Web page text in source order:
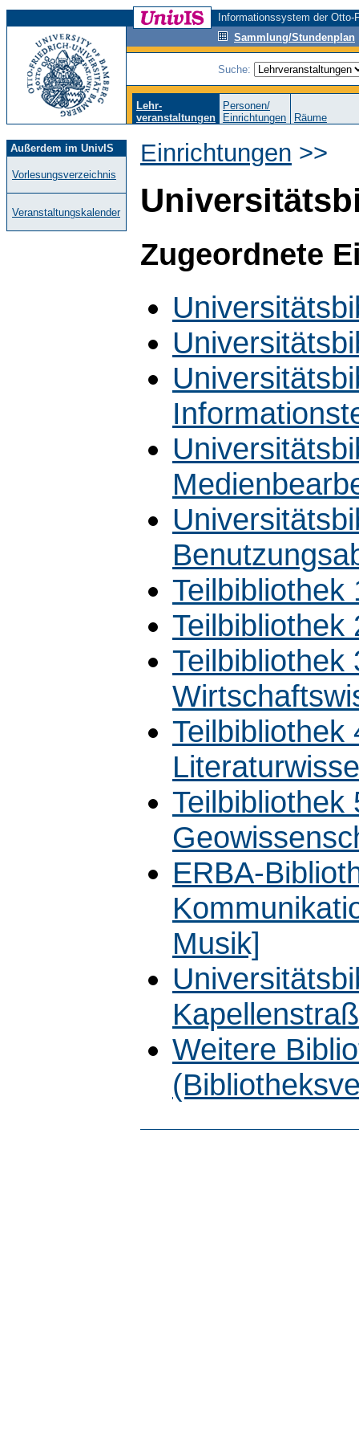
Informationssystem der
Sammlung/Stundenplan
Suche:
Lehr-
veranstaltungen
Personen/
Einrichtungen
Räume
Außerdem im UnivIS
Vorlesungsverzeichnis
Veranstaltungskalender
Einrichtungen >>
Zugeordnete
Teilbibliothek
Teilbibliothek
Teilbibliothek
Teilbibliothek
Teilbibliothek
ERBA-
Musik]
Weitere